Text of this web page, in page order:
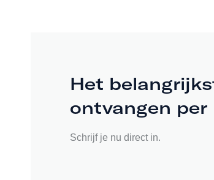
Het
ontvangen per
Schrijf je nu direct in.